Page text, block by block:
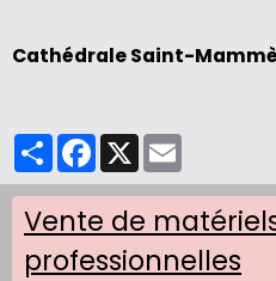
Cathédrale Saint-
PartagerFacebook
X
Vente de
professionnelles